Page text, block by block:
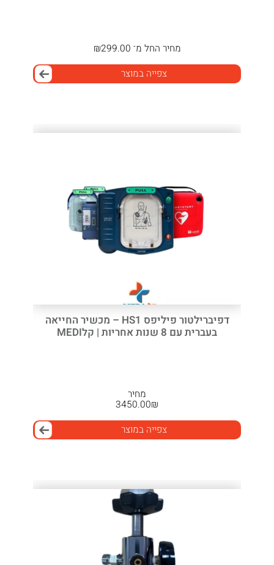
מחיר החל מ־ ₪299.00
צפייה במוצר
דפיברילטור פיליפס HS1 – מכשיר החייאה
בעברית עם 8 שנות אחריות | קלMEDI
מחיר
₪
3450.00
צפייה במוצר